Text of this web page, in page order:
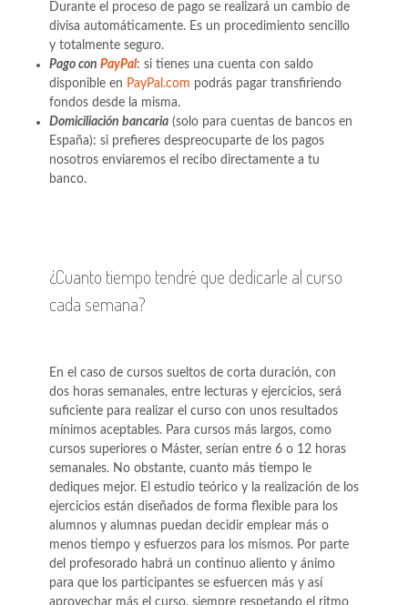
Durante el proceso de pago se realizará un cambio de
divisa automáticamente. Es un procedimiento sencillo
y totalmente seguro.
Pago con PayPal: si tienes una cuenta con saldo
disponible en PayPal.com podrás pagar transfiriendo
fondos desde la misma.
Domiciliación bancaria (solo para cuentas de bancos en
España): si prefieres despreocuparte de los pagos
nosotros enviaremos el recibo directamente a tu
banco.
¿Cuanto tiempo tendré que dedicarle al curso
cada semana?
En el caso de cursos sueltos de corta duración, con
dos horas semanales, entre lecturas y ejercicios, será
suficiente para realizar el curso con unos resultados
mínimos aceptables. Para cursos más largos, como
cursos superiores o Máster, serían entre 6 o 12 horas
semanales. No obstante, cuanto más tiempo le
dediques mejor. El estudio teórico y la realización de los
ejercicios están diseñados de forma flexible para los
alumnos y alumnas puedan decidir emplear más o
menos tiempo y esfuerzos para los mismos. Por parte
del profesorado habrá un continuo aliento y ánimo
para que los participantes se esfuercen más y así
aprovechar más el curso, siempre respetando el ritmo